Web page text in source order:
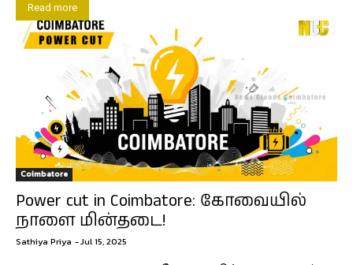
Read more
Coimbatore
Power cut in Coimbatore: கோவையில்
நாளை மின்தடை!
Sathiya Priya -Jul 15, 2025